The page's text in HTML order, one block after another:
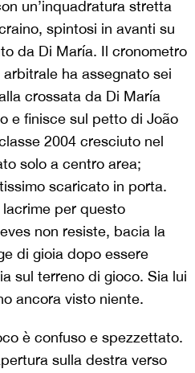
un’inquadratura stretta
spintosi in avanti su
da Di María. Il cronometro
ha assegnato sei
crossata da Di María
e finisce sul petto di João
2004 cresciuto nel
solo a centro area;
scaricato in porta.
per questo
non resiste, bacia la
di gioia dopo essere
sul terreno di gioco. Sia lui
ancora visto niente.
è confuso e spezzettato.
sulla destra verso